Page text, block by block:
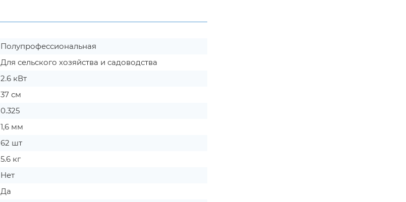
Полупрофессиональная
Для сельского хозяйства и садоводства
2.6 кВт
37 см
0.325
1,6 мм
62 шт
5.6 кг
Нет
Да